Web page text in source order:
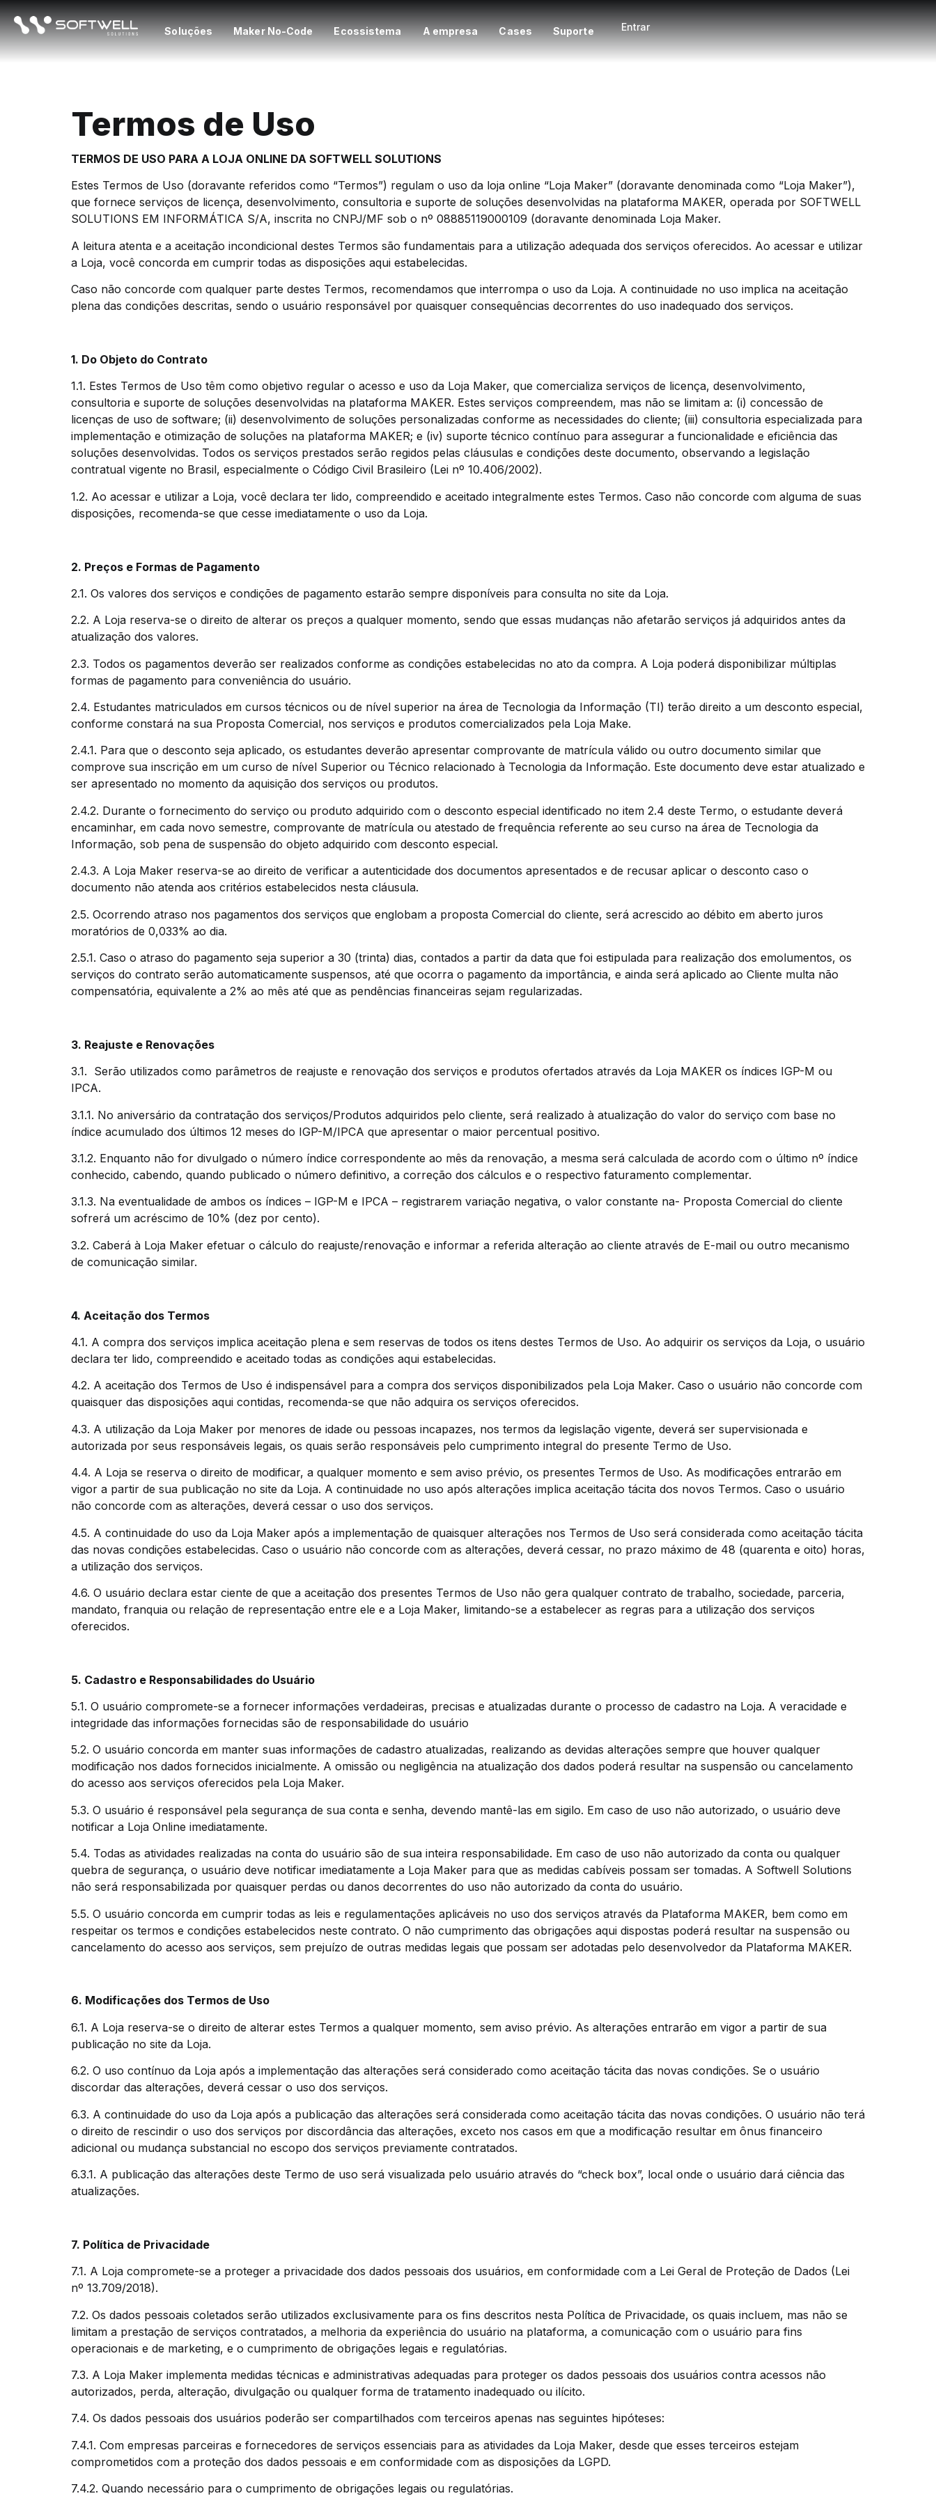
Soluções Maker No-Code Ecossistema A empresa Cases Suporte Entrar
Termos de Uso
TERMOS DE USO PARA A LOJA ONLINE DA SOFTWELL SOLUTIONS
Estes Termos de Uso (doravante referidos como “Termos”) regulam o uso da loja online “Loja Maker” (doravante denominada como “Loja Maker”),
que fornece serviços de licença, desenvolvimento, consultoria e suporte de soluções desenvolvidas na plataforma MAKER, operada por SOFTWELL
SOLUTIONS EM INFORMÁTICA S/A, inscrita no CNPJ/MF sob o nº 08885119000109 (doravante denominada Loja Maker.
A leitura atenta e a aceitação incondicional destes Termos são fundamentais para a utilização adequada dos serviços oferecidos. Ao acessar e utilizar
a Loja, você concorda em cumprir todas as disposições aqui estabelecidas.
Caso não concorde com qualquer parte destes Termos, recomendamos que interrompa o uso da Loja. A continuidade no uso implica na aceitação
plena das condições descritas, sendo o usuário responsável por quaisquer consequências decorrentes do uso inadequado dos serviços.
1. Do Objeto do Contrato
1.1. Estes Termos de Uso têm como objetivo regular o acesso e uso da Loja Maker, que comercializa serviços de licença, desenvolvimento,
consultoria e suporte de soluções desenvolvidas na plataforma MAKER. Estes serviços compreendem, mas não se limitam a: (i) concessão de
licenças de uso de software; (ii) desenvolvimento de soluções personalizadas conforme as necessidades do cliente; (iii) consultoria especializada para
implementação e otimização de soluções na plataforma MAKER; e (iv) suporte técnico contínuo para assegurar a funcionalidade e eficiência das
soluções desenvolvidas. Todos os serviços prestados serão regidos pelas cláusulas e condições deste documento, observando a legislação
contratual vigente no Brasil, especialmente o Código Civil Brasileiro (Lei nº 10.406/2002).
1.2. Ao acessar e utilizar a Loja, você declara ter lido, compreendido e aceitado integralmente estes Termos. Caso não concorde com alguma de suas
disposições, recomenda-se que cesse imediatamente o uso da Loja.
2. Preços e Formas de Pagamento
2.1. Os valores dos serviços e condições de pagamento estarão sempre disponíveis para consulta no site da Loja.
2.2. A Loja reserva-se o direito de alterar os preços a qualquer momento, sendo que essas mudanças não afetarão serviços já adquiridos antes da
atualização dos valores.
2.3. Todos os pagamentos deverão ser realizados conforme as condições estabelecidas no ato da compra. A Loja poderá disponibilizar múltiplas
formas de pagamento para conveniência do usuário.
2.4. Estudantes matriculados em cursos técnicos ou de nível superior na área de Tecnologia da Informação (TI) terão direito a um desconto especial,
conforme constará na sua Proposta Comercial, nos serviços e produtos comercializados pela Loja Make.
2.4.1. Para que o desconto seja aplicado, os estudantes deverão apresentar comprovante de matrícula válido ou outro documento similar que
comprove sua inscrição em um curso de nível Superior ou Técnico relacionado à Tecnologia da Informação. Este documento deve estar atualizado e
ser apresentado no momento da aquisição dos serviços ou produtos.
2.4.2. Durante o fornecimento do serviço ou produto adquirido com o desconto especial identificado no item 2.4 deste Termo, o estudante deverá
encaminhar, em cada novo semestre, comprovante de matrícula ou atestado de frequência referente ao seu curso na área de Tecnologia da
Informação, sob pena de suspensão do objeto adquirido com desconto especial.
2.4.3. A Loja Maker reserva-se ao direito de verificar a autenticidade dos documentos apresentados e de recusar aplicar o desconto caso o
documento não atenda aos critérios estabelecidos nesta cláusula.
2.5. Ocorrendo atraso nos pagamentos dos serviços que englobam a proposta Comercial do cliente, será acrescido ao débito em aberto juros
moratórios de 0,033% ao dia.
2.5.1. Caso o atraso do pagamento seja superior a 30 (trinta) dias, contados a partir da data que foi estipulada para realização dos emolumentos, os
serviços do contrato serão automaticamente suspensos, até que ocorra o pagamento da importância, e ainda será aplicado ao Cliente multa não
compensatória, equivalente a 2% ao mês até que as pendências financeiras sejam regularizadas.
3. Reajuste e Renovações
3.1. Serão utilizados como parâmetros de reajuste e renovação dos serviços e produtos ofertados através da Loja MAKER os índices IGP-M ou
IPCA.
3.1.1. No aniversário da contratação dos serviços/Produtos adquiridos pelo cliente, será realizado à atualização do valor do serviço com base no
índice acumulado dos últimos 12 meses do IGP-M/IPCA que apresentar o maior percentual positivo.
3.1.2. Enquanto não for divulgado o número índice correspondente ao mês da renovação, a mesma será calculada de acordo com o último nº índice
conhecido, cabendo, quando publicado o número definitivo, a correção dos cálculos e o respectivo faturamento complementar.
3.1.3. Na eventualidade de ambos os índices – IGP-M e IPCA – registrarem variação negativa, o valor constante na- Proposta Comercial do cliente
sofrerá um acréscimo de 10% (dez por cento).
3.2. Caberá à Loja Maker efetuar o cálculo do reajuste/renovação e informar a referida alteração ao cliente através de E-mail ou outro mecanismo
de comunicação similar.
4. Aceitação dos Termos
4.1. A compra dos serviços implica aceitação plena e sem reservas de todos os itens destes Termos de Uso. Ao adquirir os serviços da Loja, o usuário
declara ter lido, compreendido e aceitado todas as condições aqui estabelecidas.
4.2. A aceitação dos Termos de Uso é indispensável para a compra dos serviços disponibilizados pela Loja Maker. Caso o usuário não concorde com
quaisquer das disposições aqui contidas, recomenda-se que não adquira os serviços oferecidos.
4.3. A utilização da Loja Maker por menores de idade ou pessoas incapazes, nos termos da legislação vigente, deverá ser supervisionada e
autorizada por seus responsáveis legais, os quais serão responsáveis pelo cumprimento integral do presente Termo de Uso.
4.4. A Loja se reserva o direito de modificar, a qualquer momento e sem aviso prévio, os presentes Termos de Uso. As modificações entrarão em
vigor a partir de sua publicação no site da Loja. A continuidade no uso após alterações implica aceitação tácita dos novos Termos. Caso o usuário
não concorde com as alterações, deverá cessar o uso dos serviços.
4.5. A continuidade do uso da Loja Maker após a implementação de quaisquer alterações nos Termos de Uso será considerada como aceitação tácita
das novas condições estabelecidas. Caso o usuário não concorde com as alterações, deverá cessar, no prazo máximo de 48 (quarenta e oito) horas,
a utilização dos serviços.
4.6. O usuário declara estar ciente de que a aceitação dos presentes Termos de Uso não gera qualquer contrato de trabalho, sociedade, parceria,
mandato, franquia ou relação de representação entre ele e a Loja Maker, limitando-se a estabelecer as regras para a utilização dos serviços
oferecidos.
5. Cadastro e Responsabilidades do Usuário
5.1. O usuário compromete-se a fornecer informações verdadeiras, precisas e atualizadas durante o processo de cadastro na Loja. A veracidade e
integridade das informações fornecidas são de responsabilidade do usuário
5.2. O usuário concorda em manter suas informações de cadastro atualizadas, realizando as devidas alterações sempre que houver qualquer
modificação nos dados fornecidos inicialmente. A omissão ou negligência na atualização dos dados poderá resultar na suspensão ou cancelamento
do acesso aos serviços oferecidos pela Loja Maker.
5.3. O usuário é responsável pela segurança de sua conta e senha, devendo mantê-las em sigilo. Em caso de uso não autorizado, o usuário deve
notificar a Loja Online imediatamente.
5.4. Todas as atividades realizadas na conta do usuário são de sua inteira responsabilidade. Em caso de uso não autorizado da conta ou qualquer
quebra de segurança, o usuário deve notificar imediatamente a Loja Maker para que as medidas cabíveis possam ser tomadas. A Softwell Solutions
não será responsabilizada por quaisquer perdas ou danos decorrentes do uso não autorizado da conta do usuário.
5.5. O usuário concorda em cumprir todas as leis e regulamentações aplicáveis no uso dos serviços através da Plataforma MAKER, bem como em
respeitar os termos e condições estabelecidos neste contrato. O não cumprimento das obrigações aqui dispostas poderá resultar na suspensão ou
cancelamento do acesso aos serviços, sem prejuízo de outras medidas legais que possam ser adotadas pelo desenvolvedor da Plataforma MAKER.
6. Modificações dos Termos de Uso
6.1. A Loja reserva-se o direito de alterar estes Termos a qualquer momento, sem aviso prévio. As alterações entrarão em vigor a partir de sua
publicação no site da Loja.
6.2. O uso contínuo da Loja após a implementação das alterações será considerado como aceitação tácita das novas condições. Se o usuário
discordar das alterações, deverá cessar o uso dos serviços.
6.3. A continuidade do uso da Loja após a publicação das alterações será considerada como aceitação tácita das novas condições. O usuário não terá
o direito de rescindir o uso dos serviços por discordância das alterações, exceto nos casos em que a modificação resultar em ônus financeiro
adicional ou mudança substancial no escopo dos serviços previamente contratados.
6.3.1. A publicação das alterações deste Termo de uso será visualizada pelo usuário através do “check box”, local onde o usuário dará ciência das
atualizações.
7. Política de Privacidade
7.1. A Loja compromete-se a proteger a privacidade dos dados pessoais dos usuários, em conformidade com a Lei Geral de Proteção de Dados (Lei
nº 13.709/2018).
7.2. Os dados pessoais coletados serão utilizados exclusivamente para os fins descritos nesta Política de Privacidade, os quais incluem, mas não se
limitam a prestação de serviços contratados, a melhoria da experiência do usuário na plataforma, a comunicação com o usuário para fins
operacionais e de marketing, e o cumprimento de obrigações legais e regulatórias.
7.3. A Loja Maker implementa medidas técnicas e administrativas adequadas para proteger os dados pessoais dos usuários contra acessos não
autorizados, perda, alteração, divulgação ou qualquer forma de tratamento inadequado ou ilícito.
7.4. Os dados pessoais dos usuários poderão ser compartilhados com terceiros apenas nas seguintes hipóteses:
7.4.1. Com empresas parceiras e fornecedores de serviços essenciais para as atividades da Loja Maker, desde que esses terceiros estejam
comprometidos com a proteção dos dados pessoais e em conformidade com as disposições da LGPD.
7.4.2. Quando necessário para o cumprimento de obrigações legais ou regulatórias.